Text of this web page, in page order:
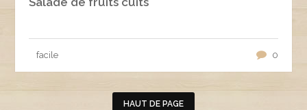
facile 0
HAUT DE PAGE